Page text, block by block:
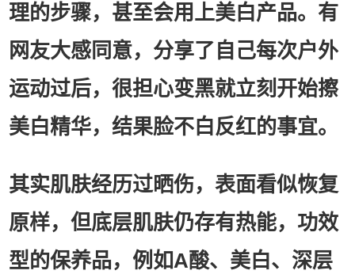
理的步骤，甚至会用上美白产品。有
网友大感同意，分享了自己每次户外
运动过后，很担心变黑就立刻开始擦
美白精华，结果脸不白反红的事宜。
其实肌肤经历过晒伤，表面看似恢复
原样，但底层肌肤仍存有热能，功效
型的保养品，例如A酸、美白、深层